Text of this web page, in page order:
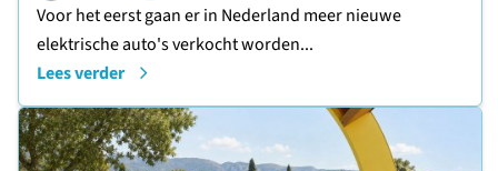
Voor het eerst gaan er in Nederland meer nieuwe
elektrische auto's verkocht worden...
Lees verder